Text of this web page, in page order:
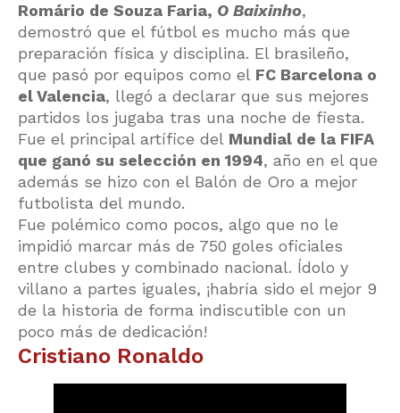
Romário de Souza Faria, O Baixinho,
demostró que el fútbol es mucho más que
preparación física y disciplina. El brasileño,
que pasó por equipos como el FC Barcelona o
el Valencia, llegó a declarar que sus mejores
partidos los jugaba tras una noche de fiesta.
Fue el principal artífice del Mundial de la FIFA
que ganó su selección en 1994, año en el que
además se hizo con el Balón de Oro a mejor
futbolista del mundo.
Fue polémico como pocos, algo que no le
impidió marcar más de 750 goles oficiales
entre clubes y combinado nacional. Ídolo y
villano a partes iguales, ¡habría sido el mejor 9
de la historia de forma indiscutible con un
poco más de dedicación!
Cristiano Ronaldo